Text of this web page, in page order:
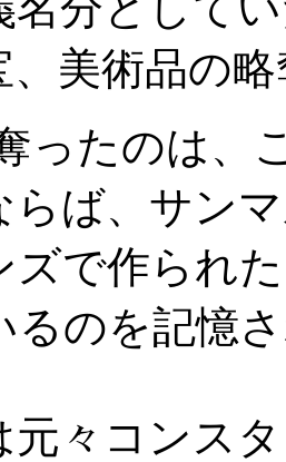
、美術品の
ったのは、
らば、サン
ズで作られ
るのを記憶
元々コンス